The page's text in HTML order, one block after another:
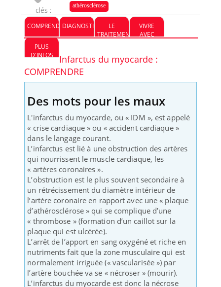
clés :
athérosclérose
COMPRENDREDIAGNOSTIC
LE
TRAITEMENT
VIVRE
AVEC
PLUS
D'INFOS
Infarctus du myocarde :
COMPRENDRE
Des mots pour les maux
L'infarctus du myocarde, ou « IDM », est appelé
« crise cardiaque » ou « accident cardiaque »
dans le langage courant.
L’infarctus est lié à une obstruction des artères
qui nourrissent le muscle cardiaque, les
« artères coronaires ».
L’obstruction est le plus souvent secondaire à
un rétrécissement du diamètre intérieur de
l’artère coronaire en rapport avec une « plaque
d’athérosclérose » qui se complique d’une
« thrombose » (formation d’un caillot sur la
plaque qui est ulcérée).
L’arrêt de l’apport en sang oxygéné et riche en
nutriments fait que la zone musculaire qui est
normalement irriguée (« vascularisée ») par
l’artère bouchée va se « nécroser » (mourir).
L’infarctus du myocarde est donc la nécrose